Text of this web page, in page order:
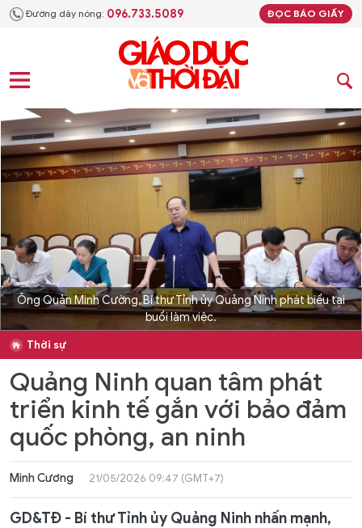
Đường dây nóng: 096.733.5089 ĐỌC BÁO GIẤY
Ông Quản Minh Cường, Bí thư Tỉnh ủy Quảng Ninh phát biểu tại
buổi làm việc.
Thời sự
Quảng Ninh quan tâm phát
triển kinh tế gắn với bảo đảm
quốc phòng, an ninh
Minh Cương 21/05/2026 09:47 (GMT+7)
GD&TĐ - Bí thư Tỉnh ủy Quảng Ninh nhấn mạnh,